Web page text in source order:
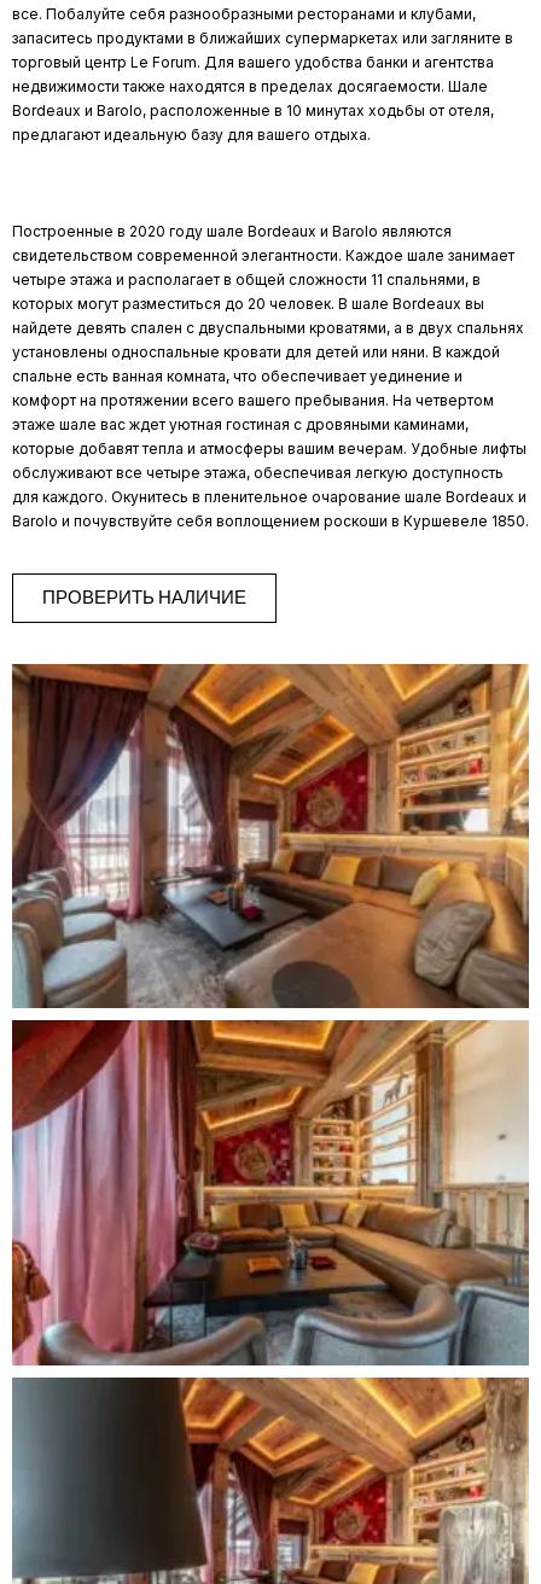
все. Побалуйте себя разнообразными ресторанами и клубами,
запаситесь продуктами в ближайших супермаркетах или загляните в
торговый центр Le Forum. Для вашего удобства банки и агентства
недвижимости также находятся в пределах досягаемости. Шале
Bordeaux и Barolo, расположенные в 10 минутах ходьбы от отеля,
предлагают идеальную базу для вашего отдыха.
Построенные в 2020 году шале Bordeaux и Barolo являются
свидетельством современной элегантности. Каждое шале занимает
четыре этажа и располагает в общей сложности 11 спальнями, в
которых могут разместиться до 20 человек. В шале Bordeaux вы
найдете девять спален с двуспальными кроватями, а в двух спальнях
установлены односпальные кровати для детей или няни. В каждой
спальне есть ванная комната, что обеспечивает уединение и
комфорт на протяжении всего вашего пребывания. На четвертом
этаже шале вас ждет уютная гостиная с дровяными каминами,
которые добавят тепла и атмосферы вашим вечерам. Удобные лифты
обслуживают все четыре этажа, обеспечивая легкую доступность
для каждого. Окунитесь в пленительное очарование шале Bordeaux и
Barolo и почувствуйте себя воплощением роскоши в Куршевеле 1850.
ПРОВЕРИТЬ НАЛИЧИЕ